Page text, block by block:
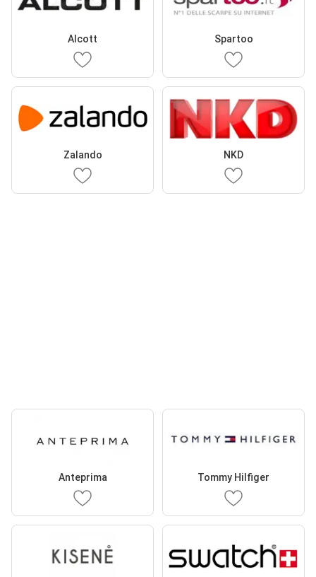
Alcott Spartoo
Zalando NKD
Anteprima Tommy Hilfiger